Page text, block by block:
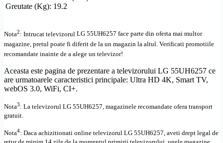
Greutate (Kg): 19.2
Nota2: Intrucat televizorul LG 55UH6257 face parte din oferta mai multor
magazine, pretul poate fi diferit de la un magazin la altul . Verificati promotiile
recomandate inainte de a alege un televizor!
Aceasta este pagina de prezentare a televizorului LG 55UH6257 ce
are urmatoarele caracteristici principale: Ultra HD 4K, Smart TV,
webOS 3.0, WiFi, CI+.
Nota3: La televizorul LG 55UH6257, magazinele recomandate ofera transport
gratuit.
Nota4: Daca achizitionati online televizorul LG 55UH6257, aveti drept legal de